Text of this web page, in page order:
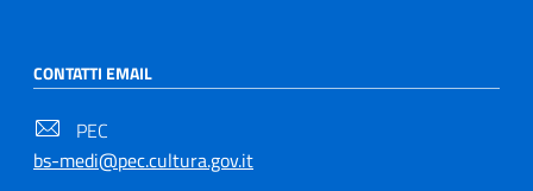
CONTATTI EMAIL
PEC
bs-medi@pec.cultura.gov.it